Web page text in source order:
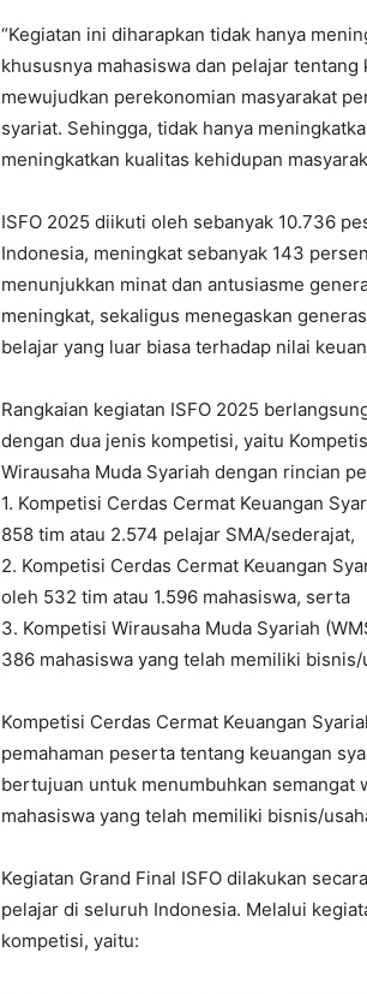
“Kegiatan ini diharapkan tidak hanya
khususnya mahasiswa dan pelajar
mewujudkan perekonomian masyarakat
syariat. Sehingga, tidak hanya
meningkatkan kualitas kehidupan
ISFO 2025 diikuti oleh sebanyak 10.736
Indonesia, meningkat sebanyak 143
menunjukkan minat dan antusiasme
meningkat, sekaligus menegaskan
belajar yang luar biasa terhadap nilai
Rangkaian kegiatan ISFO 2025
dengan dua jenis kompetisi, yaitu
Wirausaha Muda Syariah dengan rincian
1. Kompetisi Cerdas Cermat Keuangan
858 tim atau 2.574 pelajar SMA/sederajat,
2. Kompetisi Cerdas Cermat Keuangan
oleh 532 tim atau 1.596 mahasiswa, serta
3. Kompetisi Wirausaha Muda Syariah
386 mahasiswa yang telah memiliki bisnis/
Kompetisi Cerdas Cermat Keuangan
pemahaman peserta tentang keuangan
bertujuan untuk menumbuhkan semangat
mahasiswa yang telah memiliki bisnis/
Kegiatan Grand Final ISFO dilakukan
pelajar di seluruh Indonesia. Melalui
kompetisi, yaitu: